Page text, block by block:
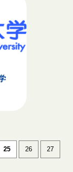
25 26 27